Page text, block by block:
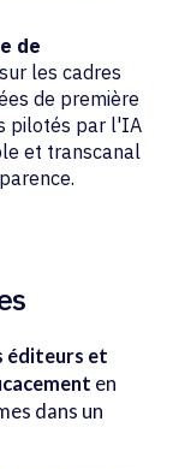
de
les cadres
de première
pilotés par l'IA
et transcanal
éditeurs et
en
dans un